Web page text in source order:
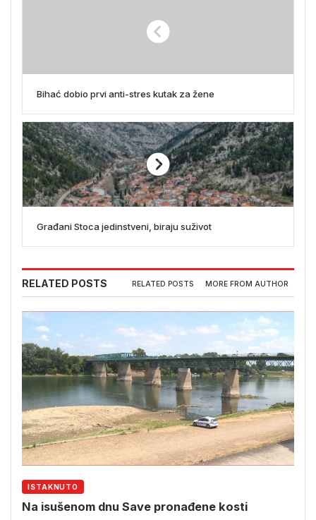
Bihać dobio prvi anti-stres kutak za žene
Građani Stoca jedinstveni, biraju suživot
RELATED POSTS RELATED POSTS MORE FROM AUTHOR
ISTAKNUTO
Na isušenom dnu Save pronađene kosti